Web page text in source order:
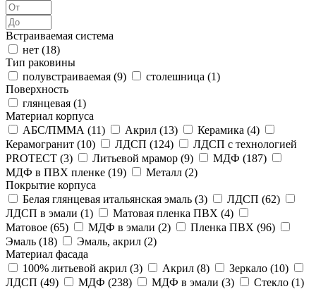
Встраиваемая система
нет (18)
Тип раковины
полувстраиваемая (9) столешница (1)
Поверхность
глянцевая (1)
Материал корпуса
АБС/ПММА (11) Акрил (13) Керамика (4)
Керамогранит (10) ЛДСП (124)
ЛДСП с технологией
PROTECT (3) Литьевой мрамор (9) МДФ (187)
МДФ в ПВХ пленке (19) Металл (2)
Покрытие корпуса
Белая глянцевая итальянская эмаль (3) ЛДСП (62)
ЛДСП в эмали (1) Матовая пленка ПВХ (4)
Матовое (65) МДФ в эмали (2) Пленка ПВХ (96)
Эмаль (18) Эмаль, акрил (2)
Материал фасада
100% литьевой акрил (3) Акрил (8) Зеркало (10)
ЛДСП (49) МДФ (238) МДФ в эмали (3) Стекло (1)